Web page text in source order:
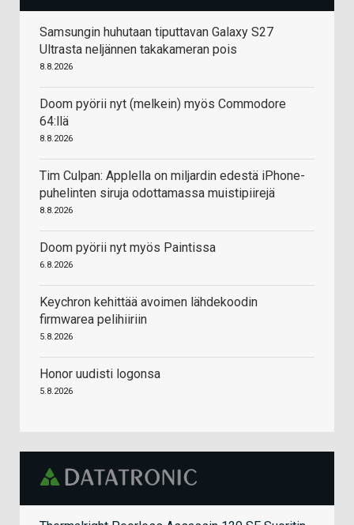
Samsungin huhutaan tiputtavan Galaxy S27
Ultrasta neljännen takakameran pois
8.8.2026
Doom pyörii nyt (melkein) myös Commodore
64:llä
8.8.2026
Tim Culpan: Applella on miljardin edestä iPhone-
puhelinten siruja odottamassa muistipiirejä
8.8.2026
Doom pyörii nyt myös Paintissa
6.8.2026
Keychron kehittää avoimen lähdekoodin
firmwarea pelihiiriin
5.8.2026
Honor uudisti logonsa
5.8.2026